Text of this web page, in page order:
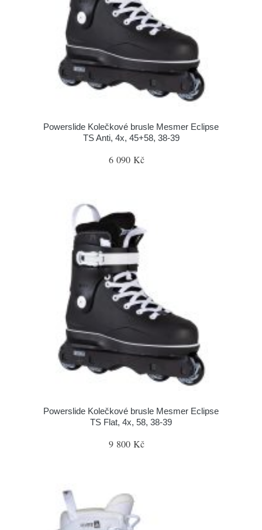
Powerslide Kolečkové brusle Mesmer Eclipse
TS Anti, 4x, 45+58, 38-39
6 090 Kč
Powerslide Kolečkové brusle Mesmer Eclipse
TS Flat, 4x, 58, 38-39
9 800 Kč